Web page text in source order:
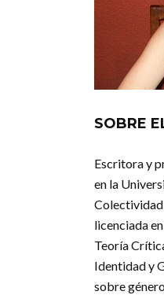
SOBRE
Escritora y
en la
licenciada
Teoría
Identidad y
sobre